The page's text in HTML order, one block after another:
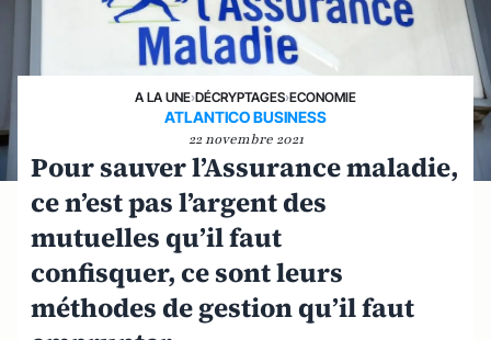
A LA UNE›DÉCRYPTAGES›ECONOMIE
ATLANTICO BUSINESS
22 novembre 2021
Pour sauver l’Assurance maladie,
ce n’est pas l’argent des
mutuelles qu’il faut
confisquer, ce sont leurs
méthodes de gestion qu’il faut